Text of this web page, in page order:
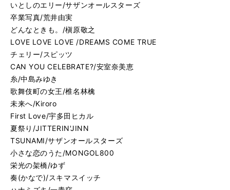
いとしのエリー/サザンオールスターズ
卒業写真/荒井由実
どんなときも。/槇原敬之
LOVE LOVE LOVE /DREAMS COME TRUE
チェリー/スピッツ
CAN YOU CELEBRATE?/安室奈美恵
糸/中島みゆき
歌舞伎町の女王/椎名林檎
未来へ/Kiroro
First Love/宇多田ヒカル
夏祭り/JITTERIN'JINN
TSUNAMI/サザンオールスターズ
小さな恋のうた/MONGOL800
栄光の架橋/ゆず
奏(かなで)/スキマスイッチ